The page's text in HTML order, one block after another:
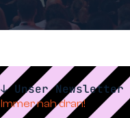
↓ Unser Newsletter
Immer nah dran!